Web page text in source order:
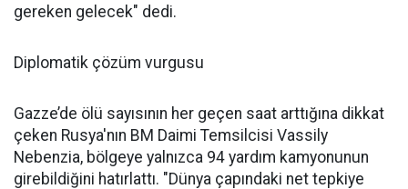
gereken gelecek" dedi.
Diplomatik çözüm vurgusu
Gazze’de ölü sayısının her geçen saat arttığına dikkat
çeken Rusya'nın BM Daimi Temsilcisi Vassily
Nebenzia, bölgeye yalnızca 94 yardım kamyonunun
girebildiğini hatırlattı. "Dünya çapındaki net tepkiye